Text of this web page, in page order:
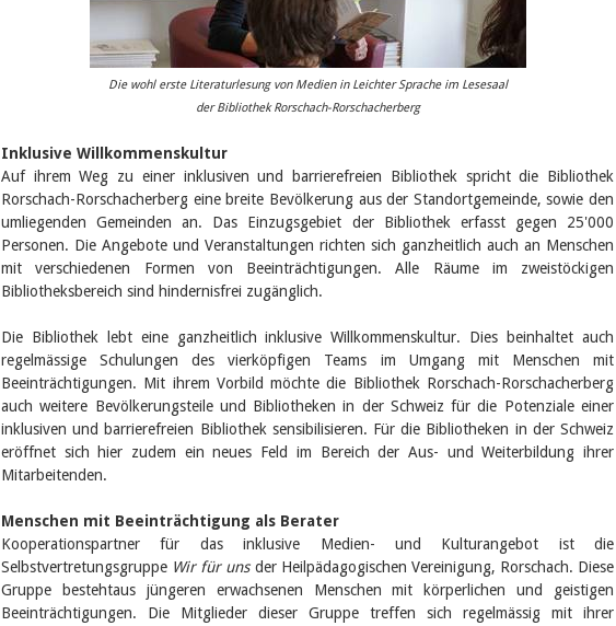
Die wohl erste Literaturlesung von Medien in Leichter Sprache im Lesesaal
der Bibliothek Rorschach-Rorschacherberg
Inklusive Willkommenskultur
Auf ihrem Weg zu einer inklusiven und barrierefreien Bibliothek spricht die Bibliothek
Rorschach-Rorschacherberg eine breite Bevölkerung aus der Standortgemeinde, sowie den
umliegenden Gemeinden an. Das Einzugsgebiet der Bibliothek erfasst gegen 25'000
Personen. Die Angebote und Veranstaltungen richten sich ganzheitlich auch an Menschen
mit verschiedenen Formen von Beeinträchtigungen. Alle Räume im zweistöckigen
Bibliotheksbereich sind hindernisfrei zugänglich.
Die Bibliothek lebt eine ganzheitlich inklusive Willkommenskultur. Dies beinhaltet auch
regelmässige Schulungen des vierköpfigen Teams im Umgang mit Menschen mit
Beeinträchtigungen. Mit ihrem Vorbild möchte die Bibliothek Rorschach-Rorschacherberg
auch weitere Bevölkerungsteile und Bibliotheken in der Schweiz für die Potenziale einer
inklusiven und barrierefreien Bibliothek sensibilisieren. Für die Bibliotheken in der Schweiz
eröffnet sich hier zudem ein neues Feld im Bereich der Aus- und Weiterbildung ihrer
Mitarbeitenden.
Menschen mit Beeinträchtigung als Berater
Kooperationspartner für das inklusive Medien- und Kulturangebot ist die
Selbstvertretungsgruppe Wir für unsder Heilpädagogischen Vereinigung, Rorschach. Diese
Gruppe bestehtaus jüngeren erwachsenen Menschen mit körperlichen und geistigen
Beeinträchtigungen. Die Mitglieder dieser Gruppe treffen sich regelmässig mit ihrer